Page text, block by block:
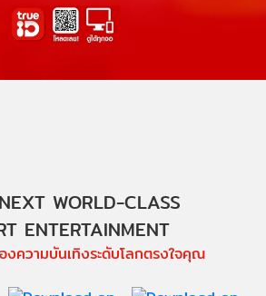
WORLD-CLASS
ENTERTAINMENT
งความบันเทิงระดับโลกตรงใจคุณ